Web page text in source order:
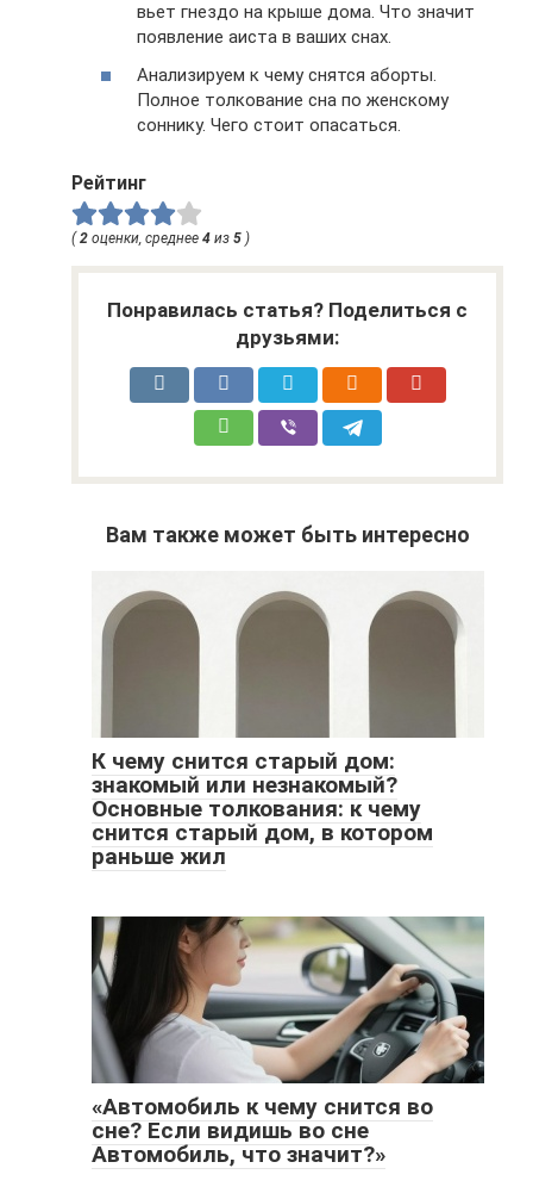
вьет гнездо на крыше дома. Что значит
появление аиста в ваших снах.
Анализируем к чему снятся аборты.
Полное толкование сна по женскому
соннику. Чего стоит опасаться.
Рейтинг
( 2 оценки, среднее 4 из 5 )
Понравилась статья? Поделиться с
друзьями:
Вам также может быть интересно
К чему снится старый дом:
знакомый или незнакомый?
Основные толкования: к чему
снится старый дом, в котором
раньше жил
«Автомобиль к чему снится во
сне? Если видишь во сне
Автомобиль, что значит?»